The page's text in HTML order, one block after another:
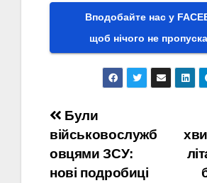
Вподобайте нас у
щоб нічого не
Навігація
записів
Були
військовослужб
овцями ЗСУ:
нові подробиці